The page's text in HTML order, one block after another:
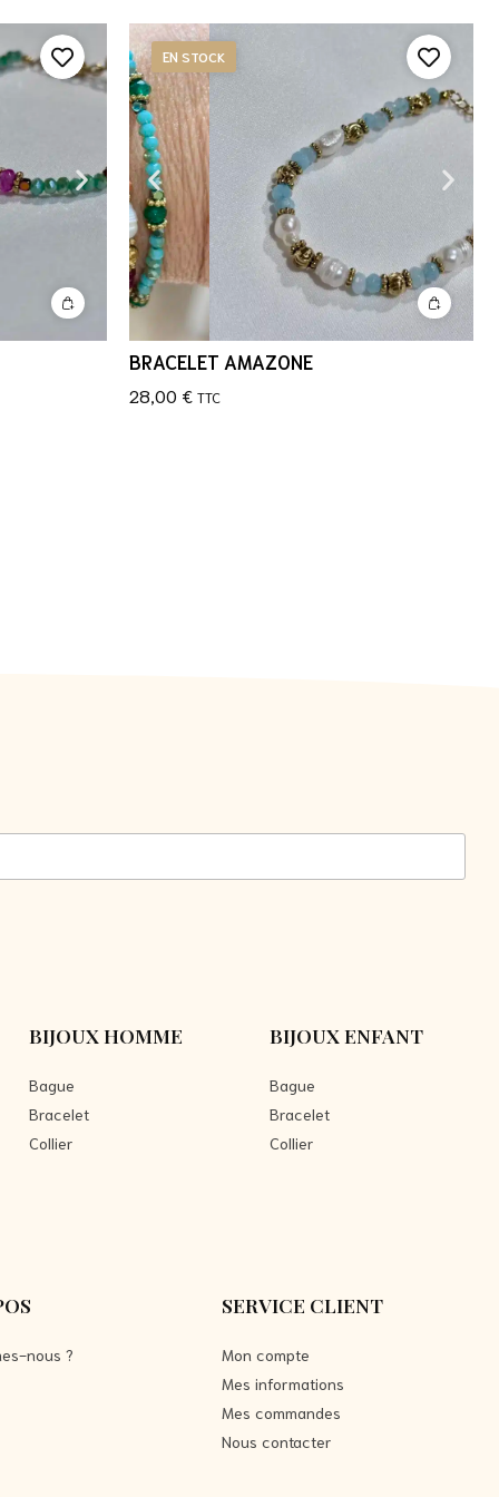
EN STOCK
BRACELET AMAZONE
28,00 € TTC
BIJOUX HOMME
Bague
Bracelet
Collier
BIJOUX ENFANT
Bague
Bracelet
Collier
nous ?
SERVICE CLIENT
Mon compte
Mes informations
Mes commandes
Nous contacter